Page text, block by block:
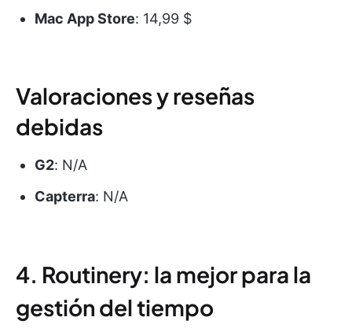
Mac App Store: 14,99 $
Valoraciones y reseñas
debidas
G2: N/A
Capterra: N/A
4. Routinery: la mejor para la
gestión del tiempo